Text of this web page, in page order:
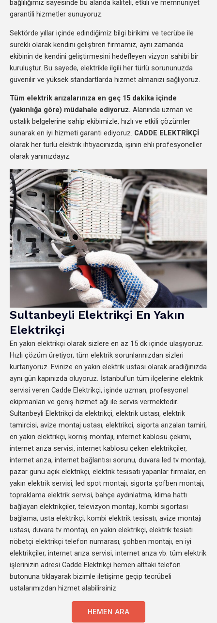
bağlılığımız sayesinde bu alanda kaliteli, etkili ve memnuniyet
garantili hizmetler sunuyoruz.
Sektörde yıllar içinde edindiğimiz bilgi birikimi ve tecrübe ile
sürekli olarak kendini geliştiren firmamız, aynı zamanda
ekibinin de kendini geliştirmesini hedefleyen vizyon sahibi bir
kuruluştur. Bu sayede, elektrikle ilgili her türlü sorununuzda
güvenilir ve yüksek standartlarda hizmet almanızı sağlıyoruz.
Tüm elektrik arızalarınıza en geç 15 dakika içinde
(yakınlığa göre) müdahale ediyoruz. Alanında uzman ve
ustalık belgelerine sahip ekibimizle, hızlı ve etkili çözümler
sunarak en iyi hizmeti garanti ediyoruz. CADDE ELEKTRİKÇİ
olarak her türlü elektrik ihtiyacınızda, işinin ehli profesyoneller
olarak yanınızdayız.
Sultanbeyli Elektrikçi En Yakın
Elektrikçi
En yakın elektrikçi olarak sizlere en az 15 dk içinde ulaşıyoruz.
Hızlı çözüm üretiyor, tüm elektrik sorunlarınızdan sizleri
kurtarıyoruz. Evinize en yakın elektrik ustası olarak aradığınızda
aynı gün kapınızda oluyoruz. İstanbul’un tüm ilçelerine elektrik
servisi veren Cadde Elektrikçi, işinde uzman, profesyonel
ekipmanları ve geniş hizmet ağı ile servis vermektedir.
Sultanbeyli Elektrikçi da elektrikçi, elektrik ustası, elektrik
tamircisi, avize montaj ustası, elektrikci, sigorta arızaları tamiri,
en yakın elektrikçi, korniş montajı, internet kablosu çekimi,
internet arıza servisi, internet kablosu çeken elektrikçiler,
internet arıza, internet bağlantısı sorunu, duvara led tv montajı,
pazar günü açık elektrikçi, elektrik tesisatı yapanlar firmalar, en
yakın elektrik servisi, led spot montajı, sigorta şofben montajı,
topraklama elektrik servisi, bahçe aydınlatma, klima hattı
bağlayan elektrikçiler, televizyon montajı, kombi sigortası
bağlama, usta elektrikçi, kombi elektrik tesisatı, avize montajı
ustası, duvara tv montajı, en yakın elektrikçi, elektrik tesiatı
nöbetçi elektrikçi telefon numarası, şohben montajı, en iyi
elektrikçiler, internet arıza servisi, internet arıza vb. tüm elektrik
işlerinizin adresi Cadde Elektrikçi hemen alttaki telefon
butonuna tıklayarak bizimle iletişime geçip tecrübeli
ustalarımızdan hizmet alabilirsiniz
HEMEN ARA